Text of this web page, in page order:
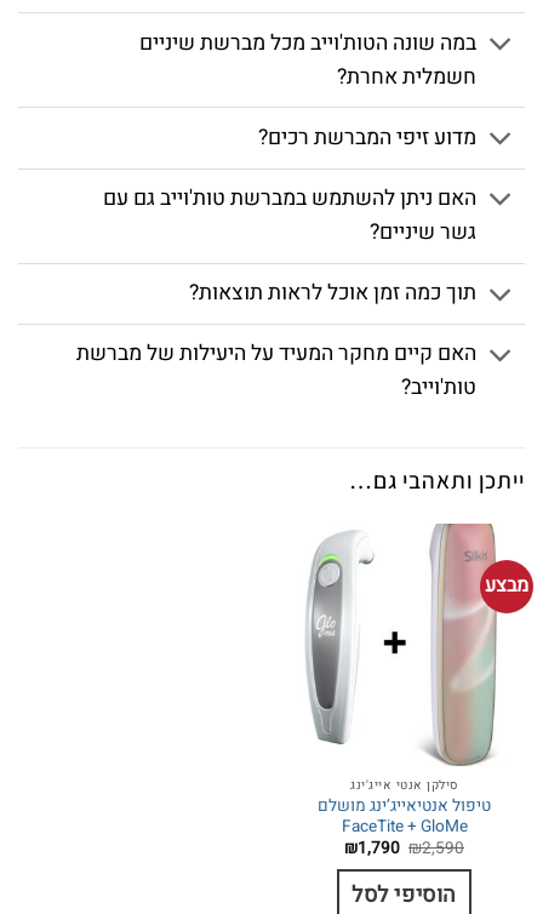
במה שונה הטות'וייב מכל מברשת שיניים
חשמלית אחרת?
מדוע זיפי המברשת רכים?
האם ניתן להשתמש במברשת טות'וייב גם עם
גשר שיניים?
תוך כמה זמן אוכל לראות תוצאות?
האם קיים מחקר המעיד על היעילות של מברשת
טות'וייב?
ייתכן ותאהבי גם…
מבצע
סילקן אנטי אייג'ינג
טיפול אנטיאייג’ינג מושלם
FaceTite + GloMe
₪2,590 המחיר
המקורי
היה:
₪2,590.
₪1,790
הנוכחי
הוא: הוסיפי לסל